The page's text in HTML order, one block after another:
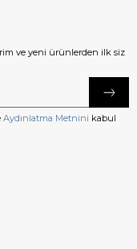
ve yeni ürünlerden ilk siz
Aydınlatma Metnini kabul